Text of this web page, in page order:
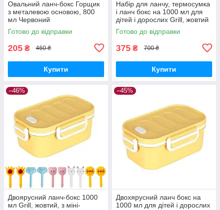
Овальний ланч-бокс Горщик
з металевою основою, 800
мл Червоний
Готово до відправки
205 ₴ 460 ₴
Купити
Набір для ланчу, термосумка
і ланч бокс на 1000 мл для
дітей і дорослих Grill, жовтий
Готово до відправки
375 ₴ 700 ₴
Купити
–46%
Двоярусний ланч-бокс 1000
мл Grill, жовтий, з міні-
–45%
Двохярусний ланч бокс на
1000 мл для дітей і дорослих